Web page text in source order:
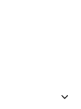
keyboard_arrow_down